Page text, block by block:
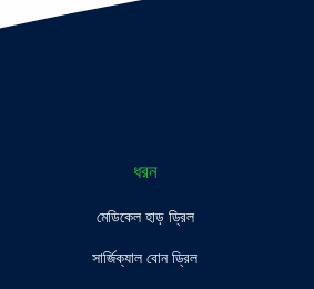
ধরন
মেডিকেল হাড় ড্রিল
সার্জিক্যাল বোন ড্রিল